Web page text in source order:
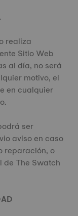
realiza
Sitio Web
al día, no será
motivo, el
en cualquier
ser
aviso en caso
reparación, o
The Swatch